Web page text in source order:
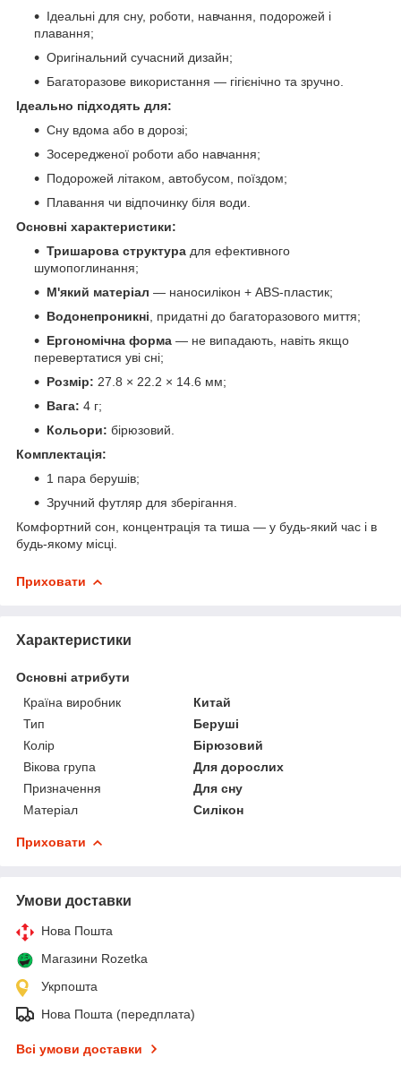
Ідеальні для сну, роботи, навчання, подорожей і
плавання;
Оригінальний сучасний дизайн;
Багаторазове використання — гігієнічно та зручно.
Ідеально підходять для:
Сну вдома або в дорозі;
Зосередженої роботи або навчання;
Подорожей літаком, автобусом, поїздом;
Плавання чи відпочинку біля води.
Основні характеристики:
Тришарова структура для ефективного
шумопоглинання;
М'який матеріал — наносилікон + ABS-пластик;
Водонепроникні , придатні до багаторазового миття;
Ергономічна форма — не випадають, навіть якщо
перевертатися уві сні;
Розмір: 27.8 × 22.2 × 14.6 мм;
Вага: 4 г;
Кольори: бірюзовий.
Комплектація:
1 пара берушів;
Зручний футляр для зберігання.
Комфортний сон, концентрація та тиша — у будь-який час і в
будь-якому місці.
Приховати
Характеристики
Основні атрибути
Країна виробник
Китай
Тип
Беруші
Колір
Бірюзовий
Вікова група
Для дорослих
Призначення
Для сну
Матеріал
Силікон
Приховати
Умови доставки
Нова Пошта
Магазини Rozetka
Укрпошта
Нова Пошта (передплата)
Всі умови доставки